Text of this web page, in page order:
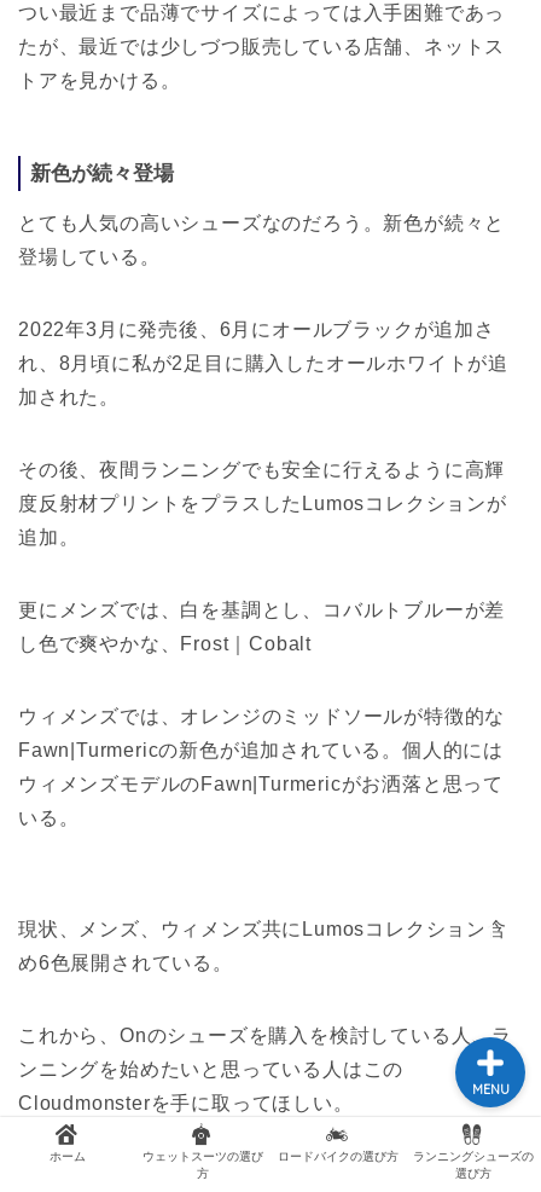
つい最近まで品薄でサイズによっては入手困難であっ
たが、最近では少しづつ販売している店舗、ネットス
トアを見かける。
新色が続々登場
とても人気の高いシューズなのだろう。新色が続々と
登場している。
2022年3月に発売後、6月にオールブラックが追加さ
れ、8月頃に私が2足目に購入したオールホワイトが追
加された。
その後、夜間ランニングでも安全に行えるように高輝
度反射材プリントをプラスしたLumosコレクションが
追加。
更にメンズでは、白を基調とし、コバルトブルーが差
し色で爽やかな、Frost｜Cobalt
ウィメンズでは、オレンジのミッドソールが特徴的な
Fawn|Turmericの新色が追加されている。個人的には
ウィメンズモデルのFawn|Turmericがお洒落と思って
いる。
現状、メンズ、ウィメンズ共にLumosコレクション含
め6色展開されている。
これから、Onのシューズを購入を検討している人、ラ
ンニングを始めたいと思っている人はこの
Cloudmonsterを手に取ってほしい。
必ず「モンスター級のヤバいシューズ」と
ホーム
ウェットスーツの選び
方
ロードバイクの選び方
ランニングシューズの
選び方
MENU
レビュー